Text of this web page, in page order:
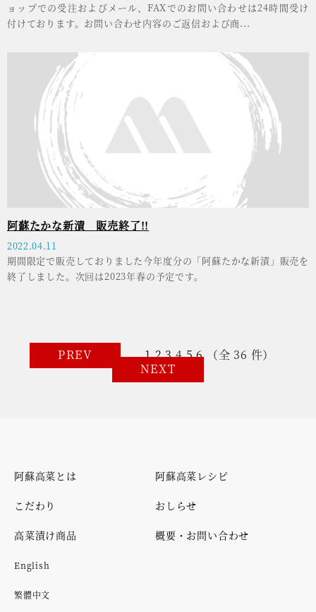
ョップでの受注およびメール、FAXでのお問い合わせは24時間受け
付けております。お問い合わせ内容のご返信および商...
阿蘇たかな新漬 販売終了!!
2022.04.11
期間限定で販売しておりました今年度分の「阿蘇たかな新漬」販売を
終了しました。次回は2023年春の予定です。
PREV 1 2 3 4 5 6
（全 36 件）
NEXT
阿蘇高菜とは
こだわり
高菜漬け商品
阿蘇高菜レシピ
おしらせ
概要・お問い合わせ
English
繁體中文